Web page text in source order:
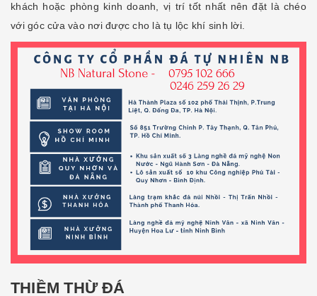
khách hoặc phòng kinh doanh, vị trí tốt nhất nên đặt là chéo
với góc cửa vào nơi được cho là tụ lộc khí sinh lời.
THIỀM THỪ ĐÁ